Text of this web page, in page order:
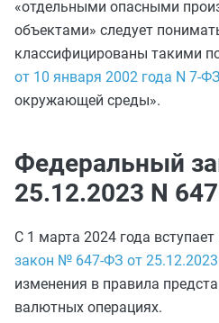
«отдельными опасными
объектами» следует
классифицированы такими
от 10 января 2002 года N 7-ФЗ
окружающей среды».
Федеральный
25.12.2023 N
С 1 марта 2024 года вступает
закон № 647-ФЗ от 25.12.2023
изменения в правила
валютных операциях.